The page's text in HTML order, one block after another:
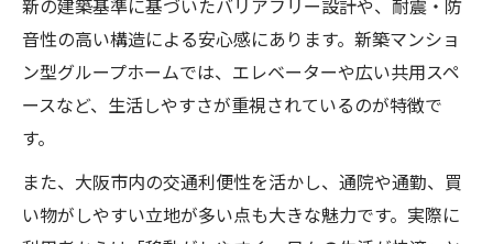
新の建築基準に基づいたバリアフリー設計や、耐震・防
音性の高い構造による安心感にあります。新築マンショ
ン型グループホームでは、エレベーターや広い共用スペ
ースなど、生活しやすさが重視されているのが特徴で
す。
また、大阪市内の交通利便性を活かし、通院や通勤、買
い物がしやすい立地が多い点も大きな魅力です。実際に